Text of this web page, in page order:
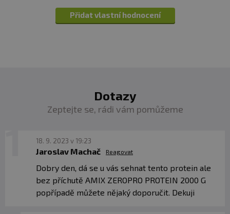
Z toho cukry
0,07 g 0,2 g
< 0,1 g
Obsah soli je dán přirozeně se vyskytujícím obsahem
Průměrný obsah aminokyselin ve 100 g
Přidat vlastní hodnocení
Dotazy
Zeptejte se, rádi vám pomůžeme
18. 9. 2023 v 19:23
Jaroslav Machač Reagovat
Dobry den, dá se u vás sehnat tento protein ale
bez příchutě AMIX ZEROPRO PROTEIN 2000 G
popřípadě můžete nějaký doporučit. Dekuji